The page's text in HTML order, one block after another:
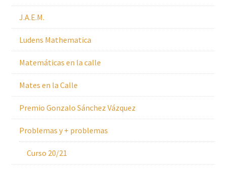
J.A.E.M.
Ludens Mathematica
Matemáticas en la calle
Mates en la Calle
Premio Gonzalo Sánchez Vázquez
Problemas y + problemas
Curso 20/21